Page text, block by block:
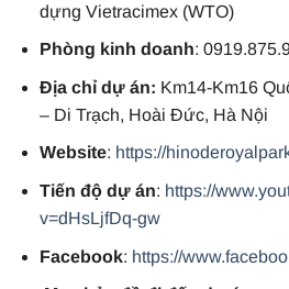
dựng Vietracimex (WTO)
Phòng kinh doanh:
Địa chỉ dự án: Km14-Km16
– Di Trạch, Hoài Đức, Hà Nội
Website: https://
Tiến độ dự án: https://
v=dHsLjfDq-gw
Facebook: https://